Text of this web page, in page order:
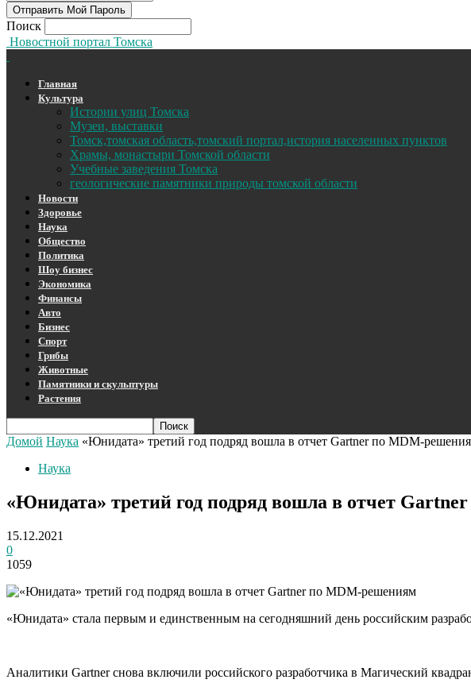
Поиск
Новостной портал Томска
Главная
Культура
Истории улиц Томска
Музеи, выставки
Томск,томская область,томский портал,история населенных пунктов
Храмы, монастыри Томской области
Учебные заведения Томска
геологические памятники природы томской области
Новости
Здоровье
Наука
Общество
Политика
Шоу бизнес
Экономика
Финансы
Авто
Бизнес
Спорт
Грибы
Животные
Памятники и скульптуры
Растения
Домой Наука «Юнидата» третий год подряд вошла в отчет Gartner по MDM-
Наука
«Юнидата» третий год подряд вошла в отчет
15.12.2021
0
1059
«Юнидата» стала первым и единственным на сегодняшний день российским
Аналитики Gartner снова включили российского разработчика в Магический